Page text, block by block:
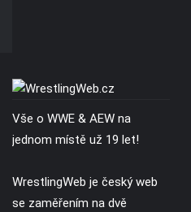
Vše o WWE & AEW na
jednom místě už 19 let!
WrestlingWeb je český web
se zaměřením na dvě